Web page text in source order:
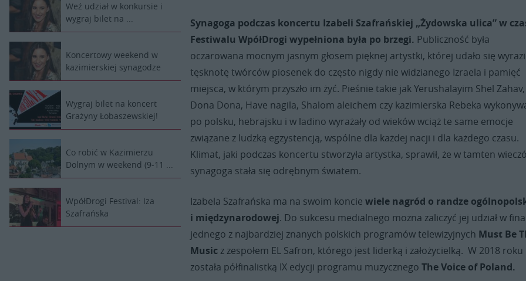
Weź udział w konkursie i
wygraj bilet na ...
Koncertowy weekend w
kazimierskiej synagodze
Wygraj bilet na koncert
Grażyny Łobaszewskiej!
Co robić w Kazimierzu
Dolnym w weekend (9-11 ...
WpółDrogi Festival: Iza
Szafrańska
Synagoga podczas koncertu Izabeli Szafrańskiej „Żydowska ulica” w
Festiwalu WpółDrogi wypełniona była po brzegi. Publiczność była
oczarowana mocnym jasnym głosem pięknej artystki, której udało się
tęsknotę twórców piosenek do często nigdy nie widzianego Izraela i pamięć
miejsca, w którym przyszło im żyć. Pieśnie takie jak Yerushalayim Shel Zahav,
Dona Dona, Have nagila, Shalom aleichem czy kazimierska Rebeka
po polsku, hebrajsku i w ladino wyrażały od wieków wciąż te same emocje
związane z ludzką egzystencją, wspólne dla każdej nacji i dla każdego czasu.
Klimat, jaki podczas koncertu stworzyła artystka, sprawił, że w tamten
synagoga stała się odrębnym światem.
Izabela Szafrańska ma na swoim konciewiele nagród o randze
i międzynarodowej. Do sukcesu medialnego można zaliczyć jej udział w
jednego z najbardziej znanych polskich programów telewizyjnych Must Be
Music z zespołem EL Safron, którego jest liderką i założycielką. W 2018 roku
została półfinalistką IX edycji programu muzycznegoThe Voice of Poland.